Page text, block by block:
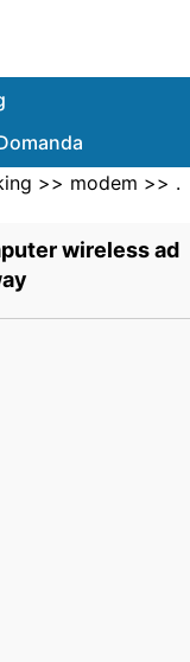
>> modem >> .
wireless ad